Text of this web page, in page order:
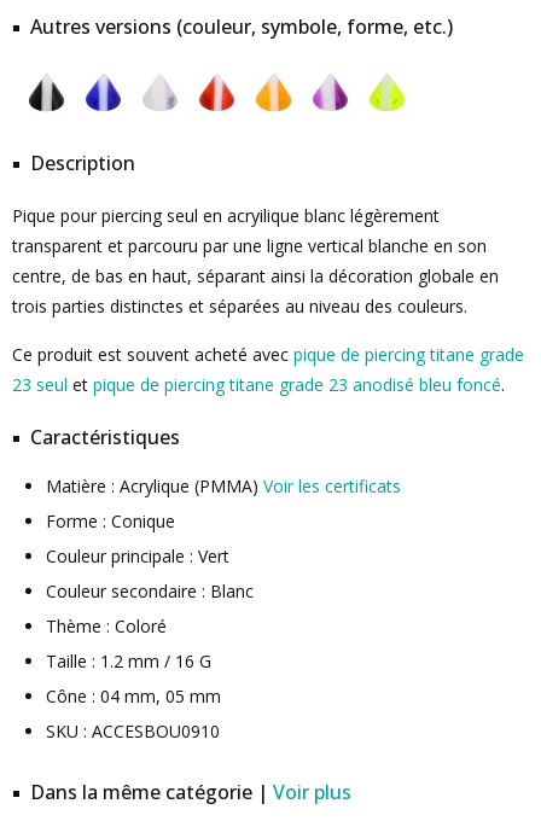
Autres versions (couleur, symbole, forme, etc.)
Description
Pique pour piercing seul en acryilique blanc légèrement
transparent et parcouru par une ligne vertical blanche en son
centre, de bas en haut, séparant ainsi la décoration globale en
trois parties distinctes et séparées au niveau des couleurs.
Ce produit est souvent acheté avec pique de piercing titane grade
23 seul et pique de piercing titane grade 23 anodisé bleu foncé.
Caractéristiques
Matière : Acrylique (PMMA) Voir les certificats
Forme : Conique
Couleur principale : Vert
Couleur secondaire : Blanc
Thème : Coloré
Taille : 1.2 mm / 16 G
Cône : 04 mm, 05 mm
SKU : ACCESBOU0910
Dans la même catégorie | Voir plus